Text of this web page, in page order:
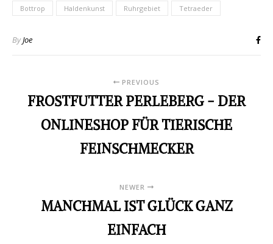
Bottrop Haldenkunst Ruhrgebiet Tetraeder
ByJoe
PREVIOUS
FROSTFUTTER PERLEBERG - DER
ONLINESHOP FÜR TIERISCHE
FEINSCHMECKER
NEWER
MANCHMAL IST GLÜCK GANZ
EINFACH